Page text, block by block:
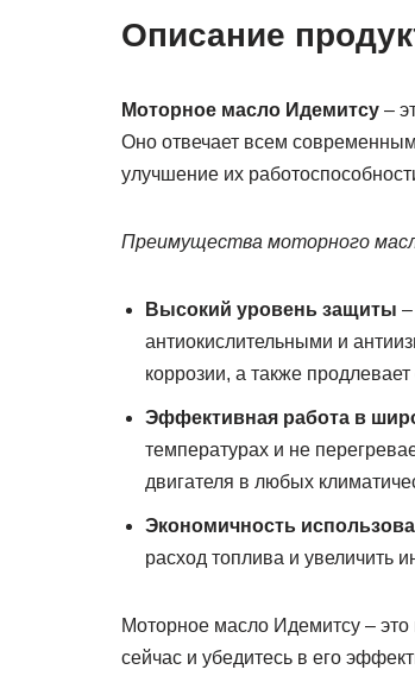
Описание
Моторное масло Идемитсу –
Оно отвечает всем
улучшение их
Преимущества моторного
Высокий уровень защиты
антиокислительными и
коррозии, а также
Эффективная работа в
температурах и не
двигателя в любых
Экономичность
расход топлива и увеличить
Моторное масло Идемитсу – это
сейчас и убедитесь в его